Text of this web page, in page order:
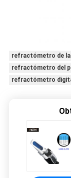
refractómetro de la
refractómetro del
refractómetro